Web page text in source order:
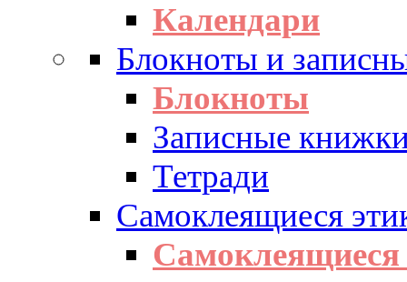
Календари
Блокноты и
Блокноты
Записные
Тетради
Самоклеящиеся
Самоклеящиеся